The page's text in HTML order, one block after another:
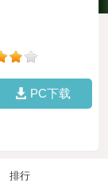
PC下载
排行